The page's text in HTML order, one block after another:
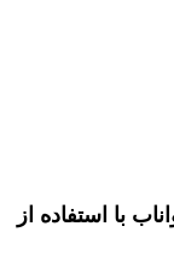
با استفاده از